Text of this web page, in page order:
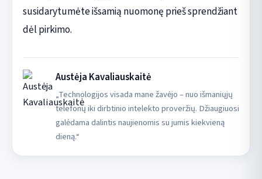
susidarytumėte išsamią nuomonę prieš sprendžiant
dėl pirkimo.
Austėja Kavaliauskaitė
„Technologijos visada mane žavėjo – nuo išmaniųjų
telefonų iki dirbtinio intelekto proveržių. Džiaugiuosi
galėdama dalintis naujienomis su jumis kiekvieną
dieną.“